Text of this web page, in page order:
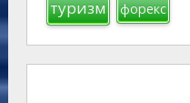
туризм форекс